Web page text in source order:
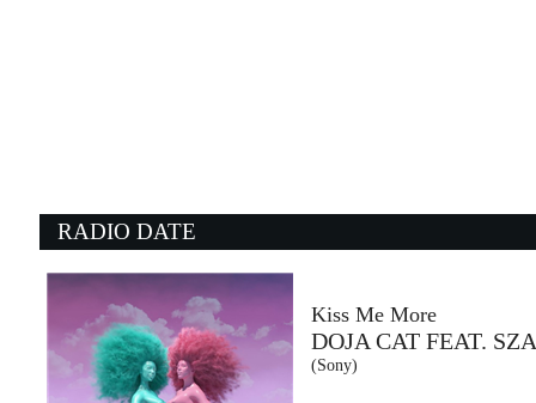
05:37:22
MANIC STREET PREACHERS
Sony Music (SME)
05:40:45
Crazy love
MARRACASH
RADIO DATE
Kiss Me More
DOJA CAT FEAT. SZA
(Sony)